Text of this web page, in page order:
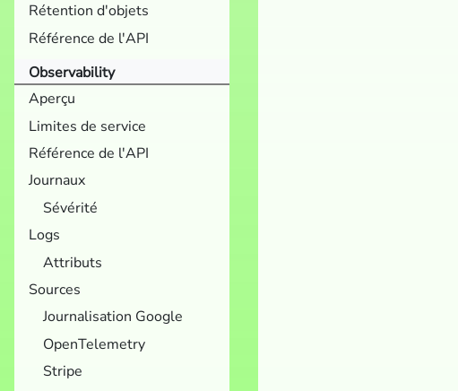
Rétention d'objets
Référence de l'API
Observability
Aperçu
Limites de service
Référence de l'API
Journaux
Sévérité
Logs
Attributs
Sources
Journalisation Google
OpenTelemetry
Stripe